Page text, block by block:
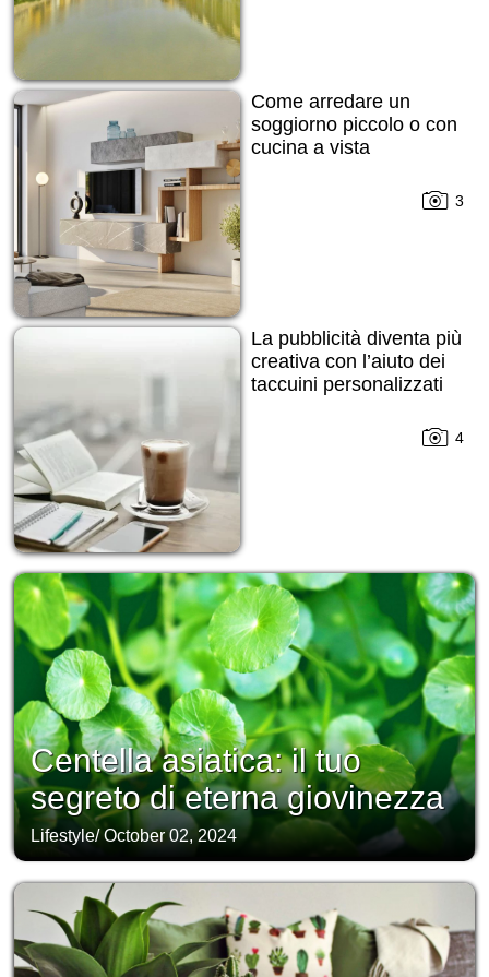
Come arredare un
soggiorno piccolo o con
cucina a vista
3
La pubblicità diventa più
creativa con l’aiuto dei
taccuini personalizzati
4
Centella asiatica: il tuo
segreto di eterna giovinezza
Lifestyle/October 02, 2024